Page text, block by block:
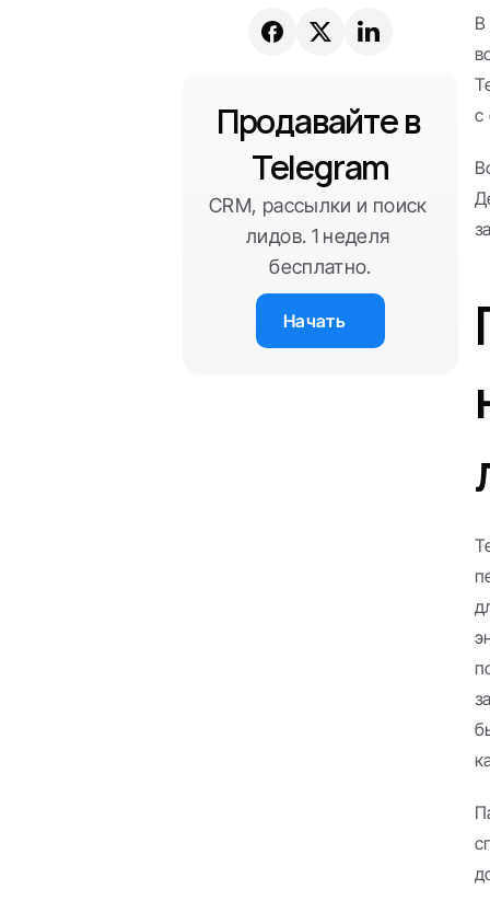
Продавайте в
Telegram
CRM, рассылки и поиск
лидов. 1 неделя
бесплатно.
Начать
В
с